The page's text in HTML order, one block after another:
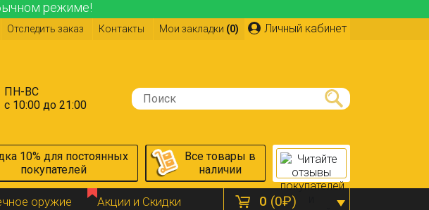
режиме!
Личный кабинет
Отследить заказ Контакты Мои закладки (0)
ПН-ВС
с 10:00 до 21:00
0 (0₽)
10% для постоянных
покупателей
Все товары в
наличии
оружие Акции и Скидки